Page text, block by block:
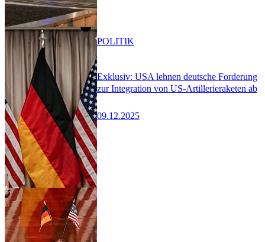
Exklusiv: USA lehnen deutsche Forderung
zur Integration von US-Artillerieraketen ab
09.12.2025
POLITIK